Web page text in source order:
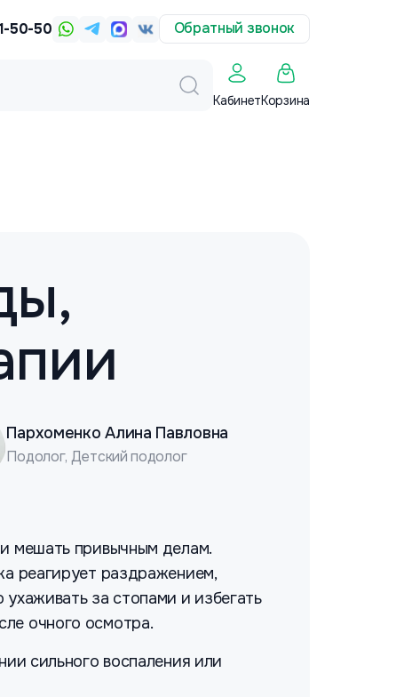
50-50 Обратный звонок
КабинетКорзина
Пархоменко Алина Павловна
Подолог, Детский подолог
мешать привычным делам.
реагирует раздражением,
за стопами и избегать
очного осмотра.
сильного воспаления или